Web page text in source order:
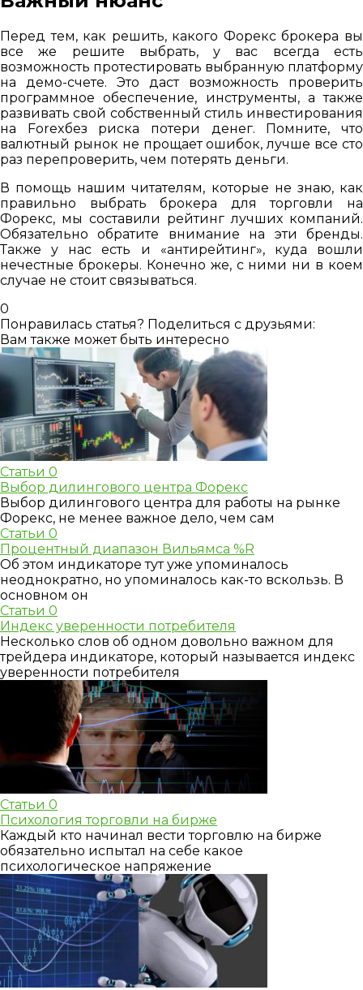
Перед тем, как решить, какого Форекс брокера вы
все же решите выбрать, у вас всегда есть
возможность протестировать выбранную платформу
на демо-счете. Это даст возможность проверить
программное обеспечение, инструменты, а также
развивать свой собственный стиль инвестирования
на Forexбез риска потери денег. Помните, что
валютный рынок не прощает ошибок, лучше все сто
раз перепроверить, чем потерять деньги.
В помощь нашим читателям, которые не знаю, как
правильно выбрать брокера для торговли на
Форекс, мы составили рейтинг лучших компаний.
Обязательно обратите внимание на эти бренды.
Также у нас есть и «антирейтинг», куда вошли
нечестные брокеры. Конечно же, с ними ни в коем
случае не стоит связываться.
0
Понравилась статья? Поделиться с друзьями:
Вам также может быть интересно
Статьи 0
Выбор дилингового центра Форекс
Выбор дилингового центра для работы на рынке
Форекс, не менее важное дело, чем сам
Статьи 0
Процентный диапазон Вильямса %R
Об этом индикаторе тут уже упоминалось
неоднократно, но упоминалось как-то вскользь. В
основном он
Статьи 0
Индекс уверенности потребителя
Несколько слов об одном довольно важном для
трейдера индикаторе, который называется индекс
уверенности потребителя
Статьи 0
Психология торговли на бирже
Каждый кто начинал вести торговлю на бирже
обязательно испытал на себе какое
психологическое напряжение